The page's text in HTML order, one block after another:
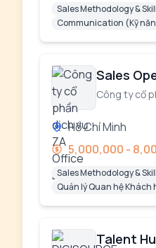
Sales Methodology &
Communication (Kỹ
Sales
Công ty cổ
Hồ Chí Minh
5,000,000 -
Sales Methodology &
Quản lý Quan hệ Khách
Talent